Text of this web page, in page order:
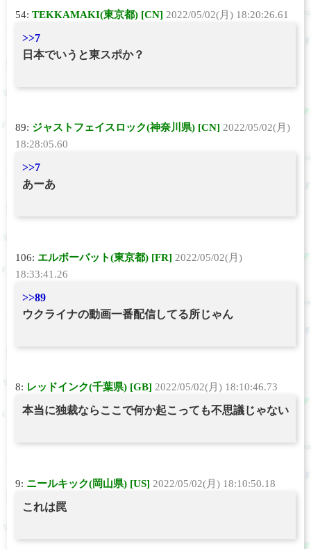
54: TEKKAMAKI(東京都) [CN] 2022/05/02(月) 18:20:26.61
>>7
日本でいうと東スポか？
89: ジャストフェイスロック(神奈川県) [CN] 2022/05/02(月)
18:28:05.60
>>7
あーあ
106: エルボーバット(東京都) [FR] 2022/05/02(月)
18:33:41.26
>>89
ウクライナの動画一番配信してる所じゃん
8: レッドインク(千葉県) [GB] 2022/05/02(月) 18:10:46.73
本当に独裁ならここで何か起こっても不思議じゃない
9: ニールキック(岡山県) [US] 2022/05/02(月) 18:10:50.18
これは罠